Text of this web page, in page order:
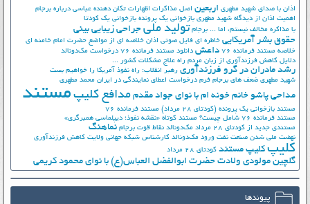
اذان با صدای شهید مطهری اربعین اصل مذاکرات اظهارات تکان دهنده عباسی درباره برجام
اهمیت اذان از دیدگاه شهید مطهری بازخوانی یک پرونده بازخوانی یک کودتا
با مذاکره مخالف نیستم، اما ... برجام تولید ملی جراحی زیبایی بینی
حقوق بشر آمریکایی خاطره ای فایل صوتی اذان خلاصه ای از مواضع حضرت امام خامنه ای
خلاصه مستند فرمانده 76
داعش دانلود مستند فرمانده 76
درخواست مک‌دونالد
دلایل کاهش فرزندآوری از زبان مردم راه علاج مشکلات کشور ...
رشد مادران در گرو فرزندآوری رهبر انقلاب: راه نفوذ آمریکا را خواهیم بست
شهید مطهری ضعف های برجام فرم درخواست اعطای نمایندگی در ایران محمد مطهری
مداحی پاشو خانم خونه ام با نوای جواد مقدم مدافع کلیپ مستند
مستند بازخوانی یک پرونده (کودتای 28 مرداد)
مستند فرمانده 76
مستند فرمانده 76 شامل چیست؟
مستند کوتاه «نقشه نفوذ؛ دیپلماسی همبرگری»
مستندی جدید از کودتای 28 مرداد
مک‌دونالد نقاط قوت برجام نماهنگ
نهضت ملي شدن صنعت نفت ورود مک‌دونالد کارشناس شبکه جهانی ولایت کاهش فرزندآوری
کلیپ کلیپ مستند کودتای 28 مرداد
گلچین مولودی ولادت حضرت ابوالفضل العباس(ع) با نوای محمود کریمی
پیوندها